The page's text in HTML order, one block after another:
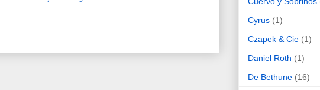
Cyrus (1)
Czapek & Cie (1)
Daniel Roth (1)
De Bethune (16)